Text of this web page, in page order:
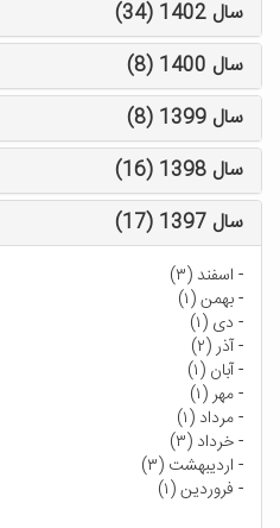
سال 1402 (34)
سال 1400 (8)
سال 1399 (8)
سال 1398 (16)
سال 1397 (17)
- اسفند (۳)
-بهمن (۱)
- دی (۱)
-آذر (۲)
-آبان (۱)
-مهر (۱)
-مرداد (۱)
-خرداد (۳)
- اردیبهشت (۳)
- فروردین (۱)